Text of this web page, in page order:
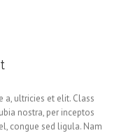
a, ultricies et elit. Class
nostra, per inceptos
congue sed ligula. Nam